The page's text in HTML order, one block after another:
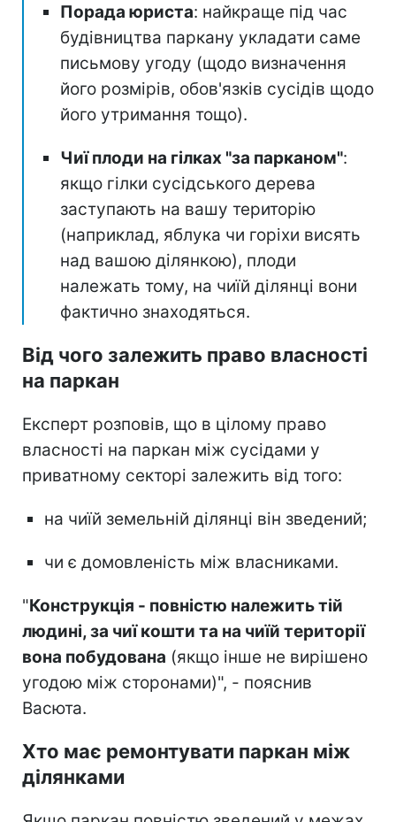
Порада юриста: найкраще під час
будівництва паркану укладати саме
письмову угоду (щодо визначення
його розмірів, обов'язків сусідів щодо
його утримання тощо).
Чиї плоди на гілках "за парканом":
якщо гілки сусідського дерева
заступають на вашу територію
(наприклад, яблука чи горіхи висять
над вашою ділянкою), плоди
належать тому, на чиїй ділянці вони
фактично знаходяться.
Від чого залежить право власності
на паркан
Експерт розповів, що в цілому право
власності на паркан між сусідами у
приватному секторі залежить від того:
на чиїй земельній ділянці він зведений;
чи є домовленість між власниками.
"Конструкція - повністю належить тій
людині, за чиї кошти та на чиїй території
вона побудована (якщо інше не вирішено
угодою між сторонами)", - пояснив
Васюта.
Хто має ремонтувати паркан між
ділянками